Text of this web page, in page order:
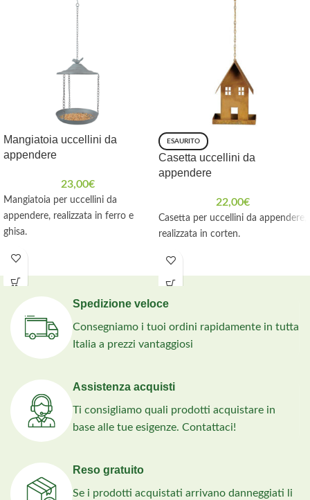
Mangiatoia uccellini da
appendere
23,00€
Mangiatoia per uccellini da
appendere, realizzata in ferro e
ghisa.
ESAURITO
Casetta uccellini da
appendere
22,00€
Casetta per uccellini da appendere,
realizzata in corten.
Spedizione veloce
Consegniamo i tuoi ordini rapidamente in tutta
Italia a prezzi vantaggiosi
Assistenza acquisti
Ti consigliamo quali prodotti acquistare in
base alle tue esigenze. Contattaci!
Reso gratuito
Se i prodotti acquistati arrivano danneggiati li